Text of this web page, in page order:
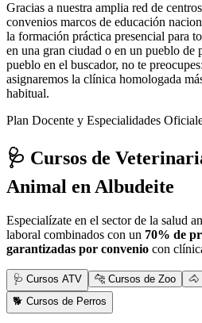
Gracias a nuestra amplia red de
convenios marcos de educación
la formación práctica presencial para
en una gran ciudad o en un pueblo
pueblo en el buscador, no te
asignaremos la clínica homologada
habitual.
Plan Docente y Especialidades
🩺 Cursos de
Animal en Albudeite
Especialízate en el sector de la salud
laboral combinados con un 70% de
garantizadas por convenio con
🩺 Cursos ATV 🐆 Cursos de Zoo
🐴
🐕 Cursos de Perros